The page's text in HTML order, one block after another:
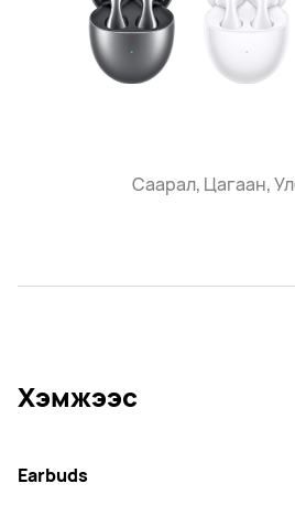
Саарал, Цагаан,
Хэмжээс
Earbuds